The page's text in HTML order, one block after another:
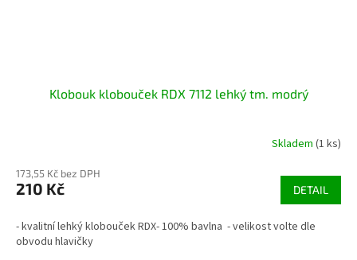
Klobouk klobouček RDX 7112 lehký tm. modrý
Skladem (1 ks)
173,55 Kč bez DPH
210 Kč DETAIL
- kvalitní lehký klobouček RDX- 100% bavlna - velikost volte dle
obvodu hlavičky